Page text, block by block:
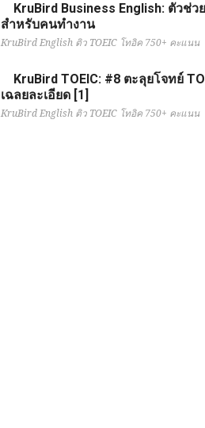
KruBird Business English: ตัวช่
สำหรับคนทำงาน
KruBird English ติว TOEIC โทอิค 750+ คะแนน
KruBird TOEIC: #8 ตะลุยโจทย์
เฉลยละเอียด [1]
KruBird English ติว TOEIC โทอิค 750+ คะแนน